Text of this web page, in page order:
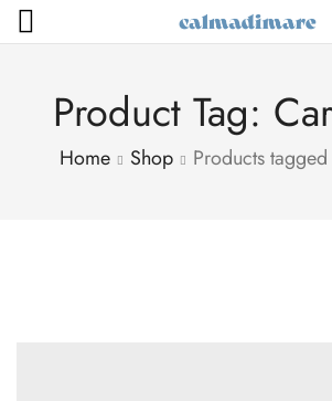
Product Tag:
Home Shop Products